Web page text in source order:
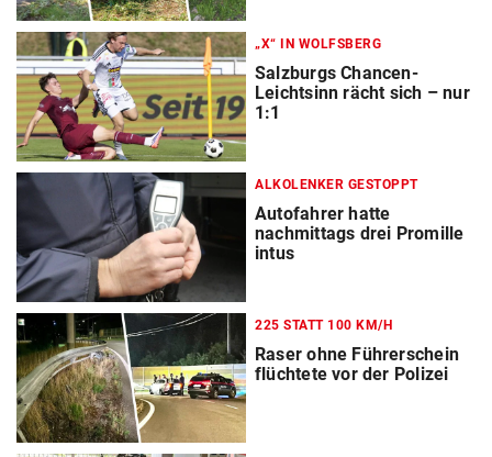
„X“ IN WOLFSBERG
Salzburgs Chancen-
Leichtsinn rächt sich – nur
1:1
ALKOLENKER GESTOPPT
Autofahrer hatte
nachmittags drei Promille
intus
225 STATT 100 KM/H
Raser ohne Führerschein
flüchtete vor der Polizei